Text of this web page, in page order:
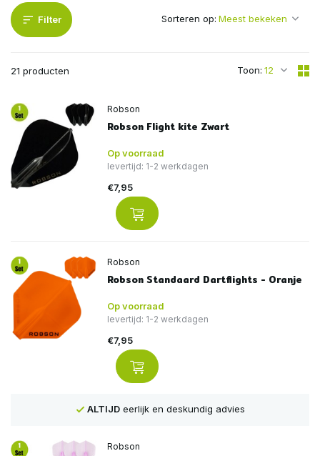
Filter
21 producten Toon:
Sorteren op:
Robson
Robson Flight kite Zwart
Op voorraad
levertijd: 1-2 werkdagen
€7,95
Robson
Robson Standaard Dartflights - Oranje
Op voorraad
levertijd: 1-2 werkdagen
€7,95
Voor16:00besteld, isVANDAAG
Robson